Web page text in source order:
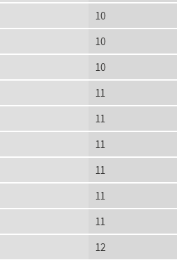
10
10
10
11
11
11
11
11
11
12